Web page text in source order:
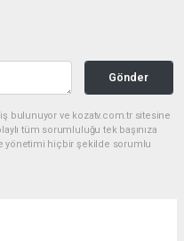
Gönder
bulunuyor ve kozatv.com.tr sitesine
tüm sorumluluğu tek başınıza
yönetimi hiçbir şekilde sorumlu